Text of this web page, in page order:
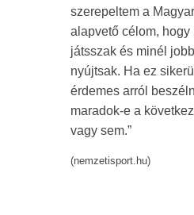
szerepeltem a
alapvető célom, hogy
játsszak és minél
nyújtsak. Ha ez
érdemes arról
maradok-e a
vagy sem.”
(nemzetisport.hu)